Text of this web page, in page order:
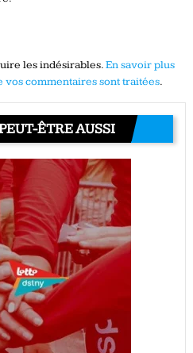
les indésirables.En savoir plus
vos commentaires sont traitées.
ÊTRE AUSSI